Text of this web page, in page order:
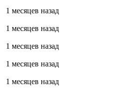
1 месяцев назад
1 месяцев назад
1 месяцев назад
1 месяцев назад
1 месяцев назад